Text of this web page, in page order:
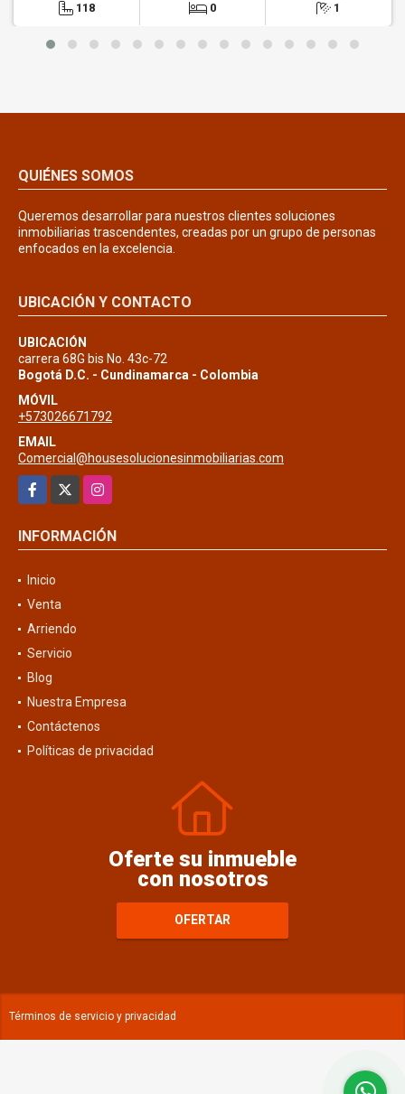
118 0 1
QUIÉNES SOMOS
Queremos desarrollar para nuestros clientes soluciones
inmobiliarias trascendentes, creadas por un grupo de personas
enfocados en la excelencia.
UBICACIÓN
carrera 68G bis No. 43c-72
Bogotá D.C. - Cundinamarca - Colombia
MÓVIL
+573026671792
EMAIL
Comercial@housesolucionesinmobiliarias.com
Facebook
X Instagram
Inicio
Venta
Arriendo
Servicio
Blog
Nuestra Empresa
Contáctenos
Oferte su inmueble
con nosotros
OFERTAR
Términos de servicio y privacidad